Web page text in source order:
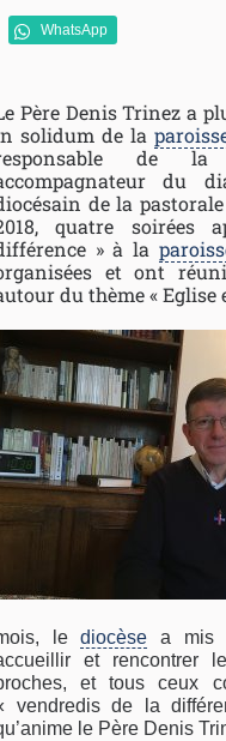
WhatsApp
Père Denis Trinez a
solidum de la
de
du
de la
quatre soirées
» à la
et ont
du thème « Eglise
lediocèse a mis
et rencontrer
et tous ceux
vendredis de la
le Père Denis